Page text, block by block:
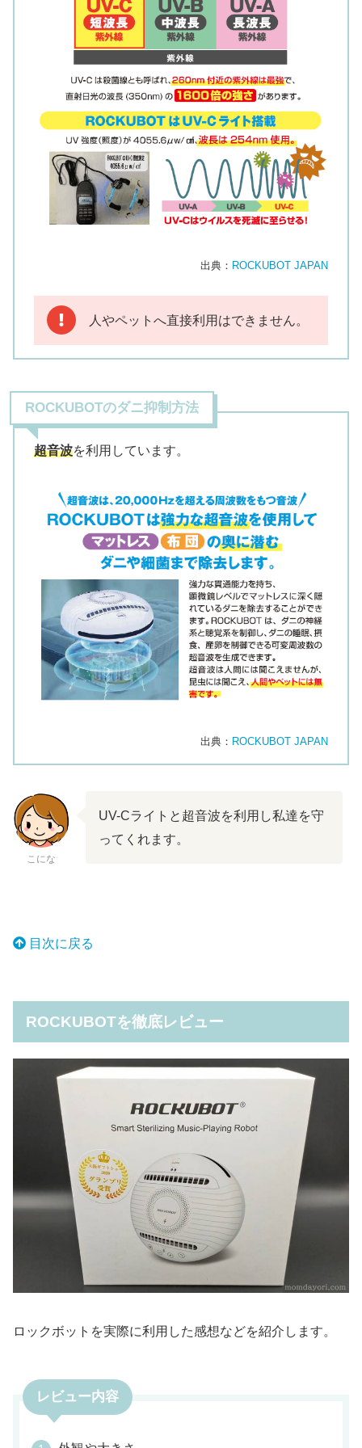
出典： ROCKUBOT JAPAN
人やペットへ直接利用はできません。
ROCKUBOTのダニ抑制方法
超音波を利用しています。
出典： ROCKUBOT JAPAN
こにな
UV-Cライトと超音波を利用し私達を守
ってくれます。
目次に戻る
ROCKUBOTを徹底レビュー
ロックボットを実際に利用した感想などを紹介します。
レビュー内容